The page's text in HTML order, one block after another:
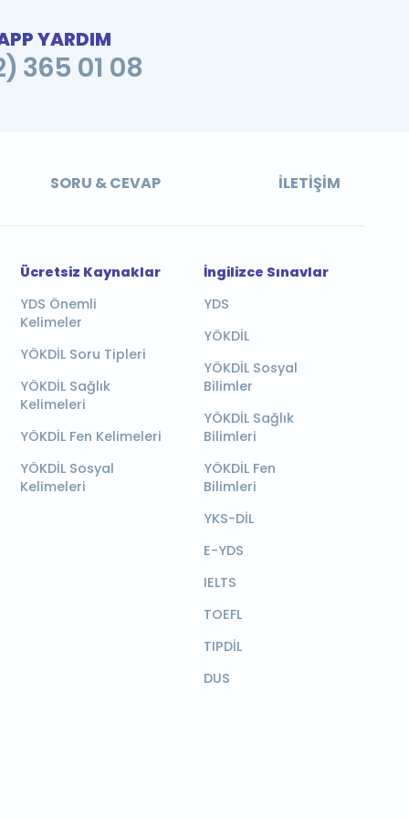
YARDIM
365 01 08
SORU & CEVAP İLETIŞIM
Ücretsiz Kaynaklar
YDS Önemli
Kelimeler
YÖKDİL Soru Tipleri
YÖKDİL Sağlık
Kelimeleri
YÖKDİL Fen Kelimeleri
YÖKDİL Sosyal
Kelimeleri
İngilizce Sınavlar
YDS
YÖKDİL
YÖKDİL Sosyal
Bilimler
YÖKDİL Sağlık
Bilimleri
YÖKDİL Fen
Bilimleri
YKS-DİL
E-YDS
IELTS
TOEFL
TIPDİL
DUS